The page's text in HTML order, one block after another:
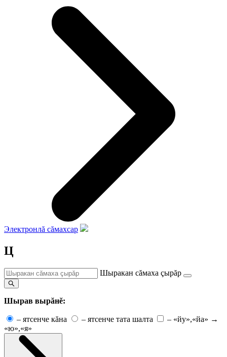
Электронлă сăмахсар
Ц
Шыракан сăмаха çырăр
Шырав вырăнĕ:
– ятсенче кăна – ятсенче тата шалта – «йу»,«йа» →
«ю»,«я»